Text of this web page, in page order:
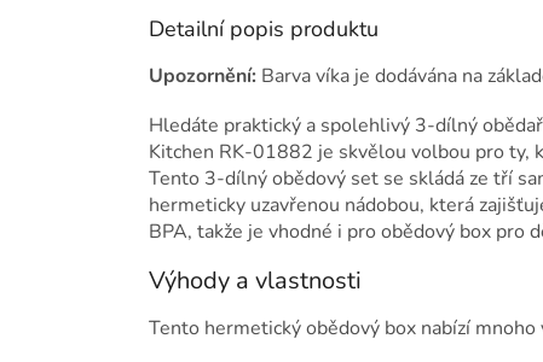
Detailní popis produktu
Upozornění: Barva víka je dodávána na
Hledáte praktický a spolehlivý 3-dílný
Kitchen RK-01882 je skvělou volbou pro ty,
Tento 3-dílný obědový set se skládá ze tří
hermeticky uzavřenou nádobou, která
BPA, takže je vhodné i pro obědový box pro
Výhody a vlastnosti
Tento hermetický obědový box nabízí